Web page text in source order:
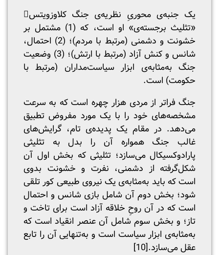
یک جنبه‌ی محوریِ نظریه‌ی جنگ کلاوزویتس
«تثلیث برجسته‌ی» او است، که (1) مشتمل بر
خشونت و دشمنی (مرتبط با مردم)؛ (2) احتمال،
شانس و کنش آزاد (مرتبط با ارتش)؛ (3) وضعیت
جنگ به‌مثابه‌ی ابزار سیاست‌مداران (مرتبط با
حکومت) است.
جنگ فراتر از مردی هزار چهره است که به سرعت
مشخصه‌های خود را با یک مورد مفروض تطبیق
می‌دهد. در مقام یک پدیده‌ی تام، گرایش‌های
غالب جنگ همواره آن را بدل به تثلیثی
پارادوکسیکال می‌سازد؛ تثلیثی که بخش اول آن
شکل‌گرفته از دشمنی، نفرت و خشونت بدوی
است که باید به‌مثابه‌ی یک نیروی طبیعی کور تلقی
شود؛ بخش دوم آن شامل بازی شانس و احتمال
است که در آن روحِ خلاقه آزاد است برای تاخت و
تاز؛ و بخش سوم شامل آن عنصر انقیاد است که
به‌مثابه‌ی ابزار سیاست است و به‌تنهایی آن را تابع
عقل می‌سازد.[10]